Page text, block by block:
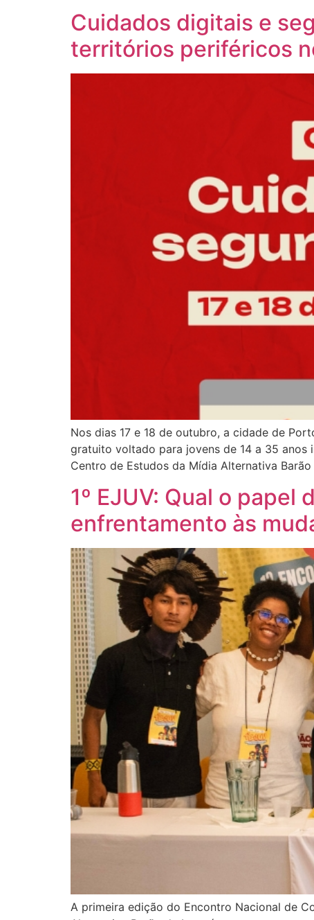
Cuidados digitais e
territórios periféricos
Nos dias 17 e 18 de outubro, a cidade de
gratuito voltado para jovens de 14 a 35
Centro de Estudos da Mídia Alternativa
1º EJUV: Qual o
enfrentamento às
A primeira edição do Encontro Nacional de